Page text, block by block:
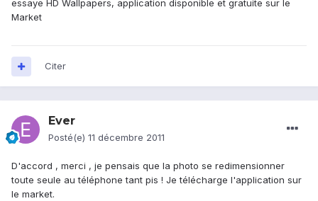
essaye HD Wallpapers, application disponible et gratuite sur le
Market
Citer
Ever
Posté(e) 11 décembre 2011
D'accord , merci , je pensais que la photo se redimensionner
toute seule au téléphone tant pis ! Je télécharge l'application sur
le market.